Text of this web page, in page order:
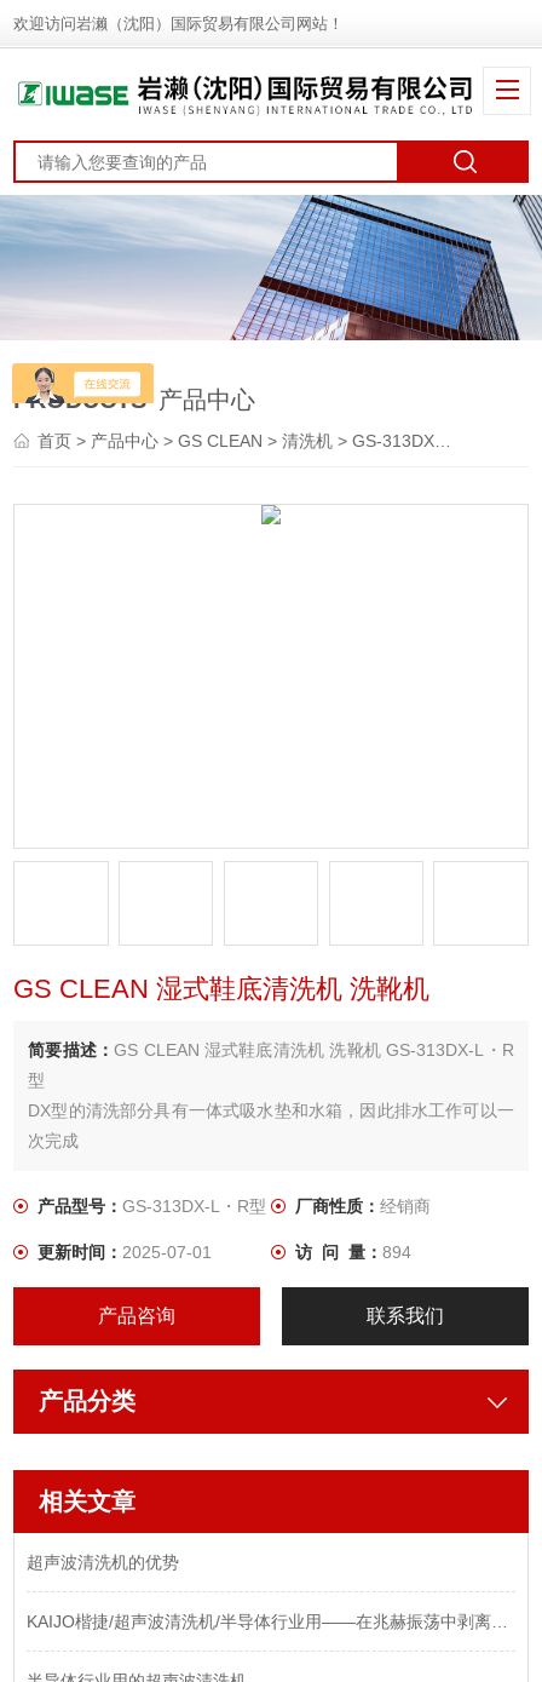
欢迎访问岩濑（沈阳）国际贸易有限公司网站！
PRODUCTS 产品中心
首页> 产品中心 >GS CLEAN >清洗机 > GS-313DX-L・R型GS CLEAN 湿式鞋底清洗机 洗靴机
GS CLEAN 湿式鞋底清洗机 洗靴机
简要描述：GS CLEAN 湿式鞋底清洗机 洗靴机 GS-313DX-L・R
型
DX型的清洗部分具有一体式吸水垫和水箱，因此排水工作可以一
次完成
产品型号：GS-313DX-L・R型 厂商性质： 经销商
更新时间：2025-07-01 访 问 量： 894
产品咨询 联系我们
产品分类
相关文章
超声波清洗机的优势
KAIJO楷捷/超声波清洗机/半导体行业用——在兆赫振荡中剥离纳米级污染“幽灵“